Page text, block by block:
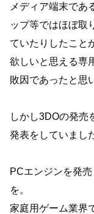
メディア端末であ
ップ等ではほぼ取
ていたりしたこと
欲しいと思える専
敗因であったと思
しかし3DOの発売
発表をしていまし
PCエンジンを発
を。
家庭用ゲーム業界